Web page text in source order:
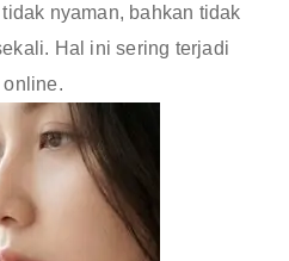
nyaman, bahkan tidak
Hal ini sering terjadi
online.